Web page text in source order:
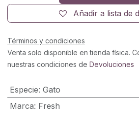
Añadir a lista de
Términos y condiciones
Venta solo disponible en tienda física.
nuestras condiciones de Devoluciones
Especie: Gato
Marca: Fresh